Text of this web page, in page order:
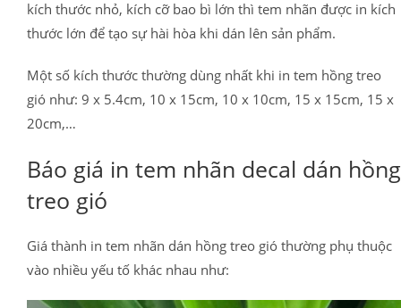
kích thước nhỏ, kích cỡ bao bì lớn thì tem nhãn được in kích
thước lớn để tạo sự hài hòa khi dán lên sản phẩm.
Một số kích thước thường dùng nhất khi in tem hồng treo
gió như: 9 x 5.4cm, 10 x 15cm, 10 x 10cm, 15 x 15cm, 15 x
20cm,…
Báo giá in tem nhãn decal dán hồng
treo gió
Giá thành in tem nhãn dán hồng treo gió thường phụ thuộc
vào nhiều yếu tố khác nhau như: